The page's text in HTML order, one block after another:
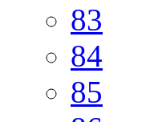
83
84
85